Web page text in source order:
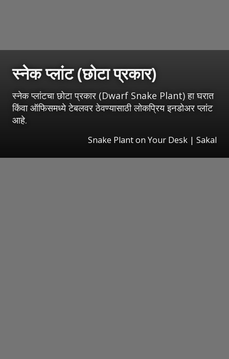
स्नेक प्लांट (छोटा प्रकार)
स्नेक प्लांटचा छोटा प्रकार (Dwarf Snake Plant) हा घरात
किंवा ऑफिसमध्ये टेबलवर ठेवण्यासाठी लोकप्रिय इनडोअर प्लांट
आहे.
Snake Plant on Your Desk | Sakal